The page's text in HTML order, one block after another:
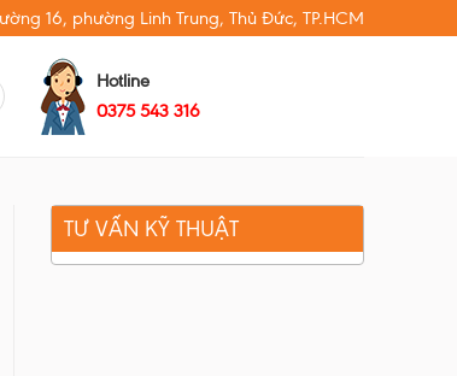
16, phường Linh Trung, Thủ Đức, TP.HCM
Hotline
0375 543 316
TƯ VẤN KỸ THUẬT